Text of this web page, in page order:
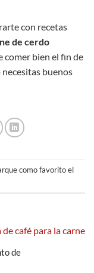
de
con recetas
de cerdo
comer bien el fin de
buenos
como favorito el
de café para la carne